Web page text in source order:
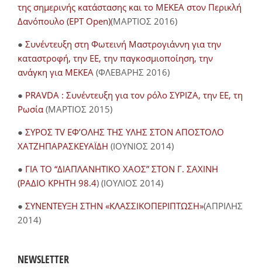
της σημερινής κατάστασης και το ΜΕΚΕΑ στον Περικλή
Δανόπουλο (ΕΡΤ Open)(ΜΑΡΤΙΟΣ 2016)
● Συνέντευξη στη Φωτεινή Μαστρογιάννη για την
καταστροφή, την ΕΕ, την παγκοσμιοποίηση, την
ανάγκη για ΜΕΚΕΑ (ΦΛΕΒΑΡΗΣ 2016)
● PRAVDA : Συνέντευξη για τον ρόλο ΣΥΡΙΖΑ, την ΕΕ, τη
Ρωσία (ΜΑΡΤΙΟΣ 2015)
● ΣΥΡΟΣ TV ΕΦ’ΟΛΗΣ ΤΗΣ ΥΛΗΣ ΣΤΟΝ ΑΠΟΣΤΟΛΟ
ΧΑΤΖΗΠΑΡΑΣΚΕΥΑΪΔΗ (ΙΟΥΝΙΟΣ 2014)
● ΓΙΑ ΤΟ “ΔΙΑΠΛΑΝΗΤΙΚΟ ΧΑΟΣ” ΣΤΟΝ Γ. ΣΑΧΙΝΗ
(ΡΑΔΙΟ ΚΡΗΤΗ 98.4) (ΙΟΥΛΙΟΣ 2014)
● ΣΥΝΕΝΤΕΥΞΗ ΣΤΗΝ «ΚΛΑΣΣΙΚΟΠΕΡΙΠΤΩΣΗ»(ΑΠΡΙΛΗΣ
2014)
NEWSLETTER